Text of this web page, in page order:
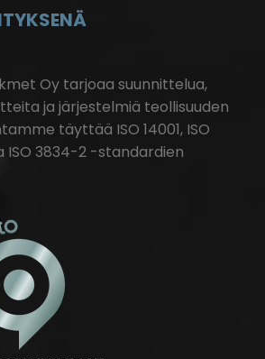
Oy tarjoaa suunnittelua,
ja järjestelmiä teollisuuden
täyttää ISO 14001, ISO
ISO 3834-2 -standardien